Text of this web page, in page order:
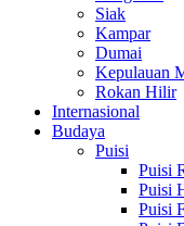
Siak
Kampar
Dumai
Kepulauan
Rokan Hilir
Internasional
Budaya
Puisi
Puisi
Puisi
Puisi